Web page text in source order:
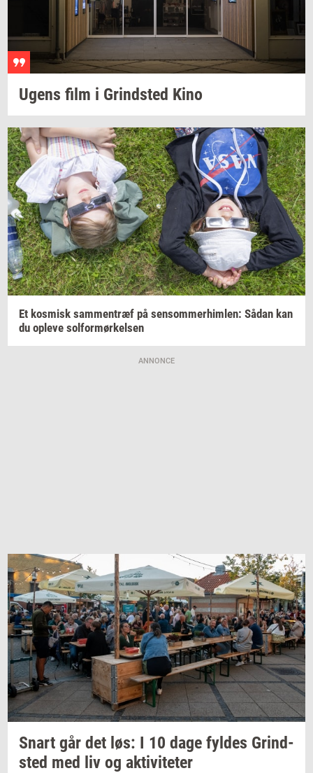
Ugens film i Grind­sted Kino
Et kos­misk sam­men­træf på sen­som­mer­him­len: Sådan kan
du op­le­ve sol­for­mør­kel­sen
ANNONCE
Snart går det løs: I 10 dage fyl­des Grind­
sted med liv og ak­ti­vi­te­ter